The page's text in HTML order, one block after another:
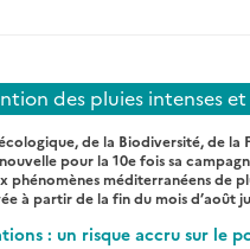
des pluies intenses
de la Biodiversité, de la
pour la 10e fois sa
phénomènes méditerranéens de
à partir de la fin du mois d’août
: un risque accru sur le